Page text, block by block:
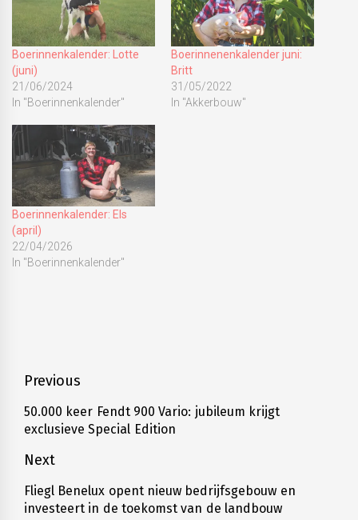
Boerinnenkalender: Lotte
(juni)
21/06/2024
In "Boerinnenkalender"
Boerinnenenkalender juni:
Britt
31/05/2022
In "Akkerbouw"
Boerinnenkalender: Els
(april)
22/04/2026
In "Boerinnenkalender"
Bericht
navigatie
Previous
Previous
post:
50.000 keer Fendt 900 Vario: jubileum krijgt
exclusieve Special Edition
Next
Next
post:
Fliegl Benelux opent nieuw bedrijfsgebouw en
investeert in de toekomst van de landbouw